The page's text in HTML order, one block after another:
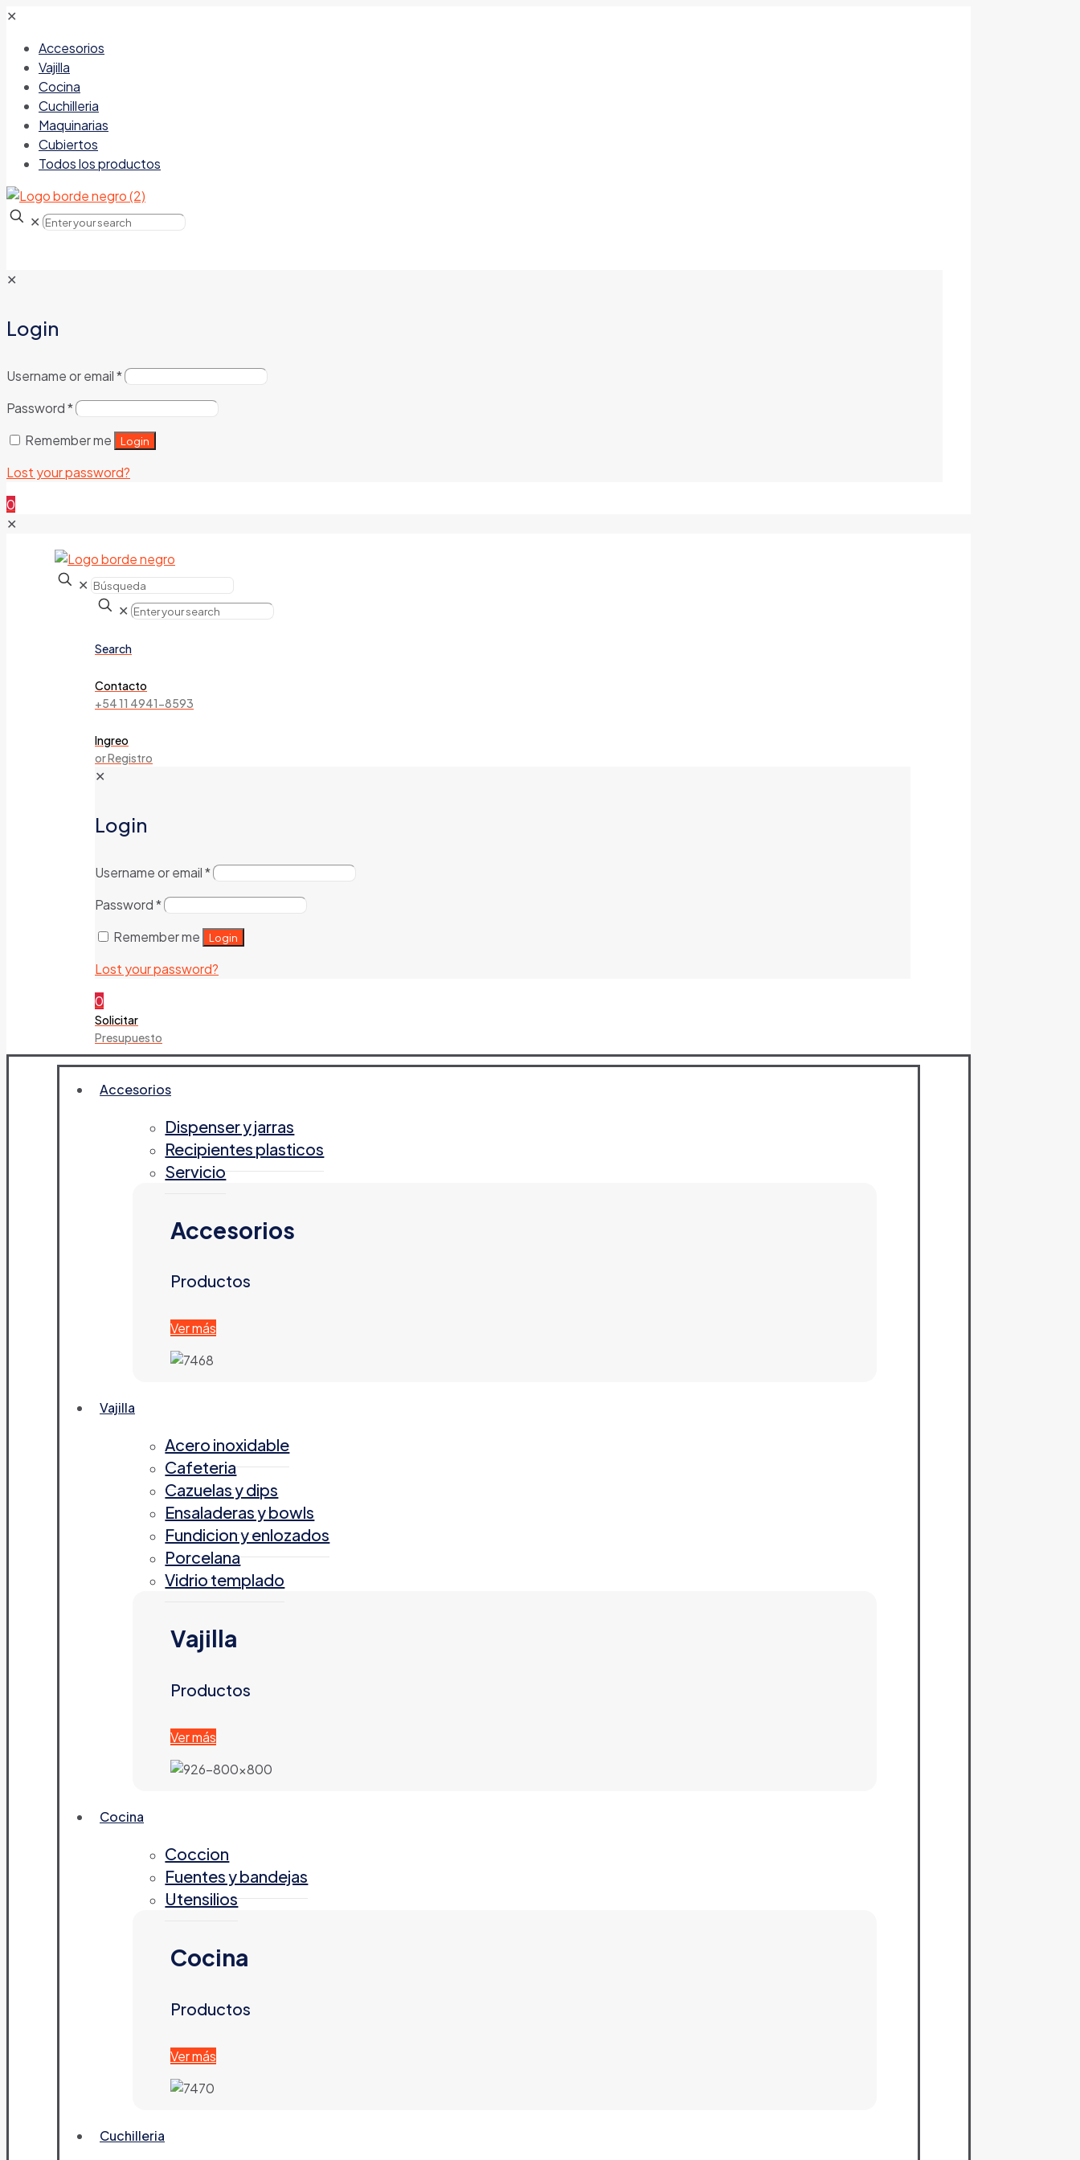
✕
Accesorios
Vajilla
Cocina
Cuchilleria
Maquinarias
Cubiertos
Todos los productos
✕
✕
Login
Username or email*
Password*
Remember me
Login
Lost your password?
0
✕
✕
✕
Search
Contacto
+54 11 4941-8593
Ingreo
or Registro
✕
Login
Username or email*
Password*
Remember me
Login
Lost your password?
0
Solicitar
Presupuesto
Accesorios
Dispenser y jarras
Recipientes plasticos
Servicio
Accesorios
Productos
Ver más
Vajilla
Acero inoxidable
Cafeteria
Cazuelas y dips
Ensaladeras y bowls
Fundicion y enlozados
Porcelana
Vidrio templado
Vajilla
Productos
Ver más
Cocina
Coccion
Fuentes y bandejas
Utensilios
Cocina
Productos
Ver más
Cuchilleria